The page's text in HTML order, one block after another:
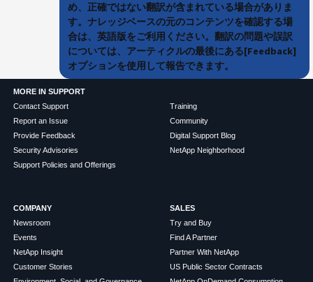
め、正確ではない翻訳が含まれている場合がありま
す。ナレッジベースの元のコンテンツを確認する場
合は、英語版をご利用ください。翻訳の問題や誤訳
については、アーティクルの最後にある[Feedback]
オプションを使用して報告できます。
MORE IN SUPPORT
Contact Support
Report an Issue
Provide Feedback
Security Advisories
Support Policies and Offerings
Training
Community
Digital Support Blog
NetApp Neighborhood
COMPANY
Newsroom
Events
NetApp Insight
Customer Stories
SALES
Try and Buy
Find A Partner
Partner With NetApp
US Public Sector Contracts